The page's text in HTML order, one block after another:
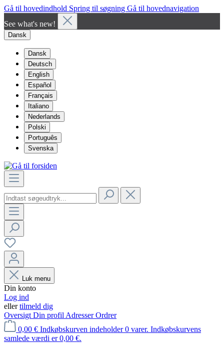
Gå til hovedindhold Spring til søgning Gå til hovednavigation
See what's new!
Dansk
Dansk
Deutsch
English
Español
Français
Italiano
Nederlands
Polski
Português
Svenska
Luk menu
Din konto
Log ind
ellertilmeld dig
Oversigt Din profil AdresserOrdrer
0,00 € Indkøbskurven indeholder 0 varer. Indkøbskurvens
samlede værdi er 0,00 €.